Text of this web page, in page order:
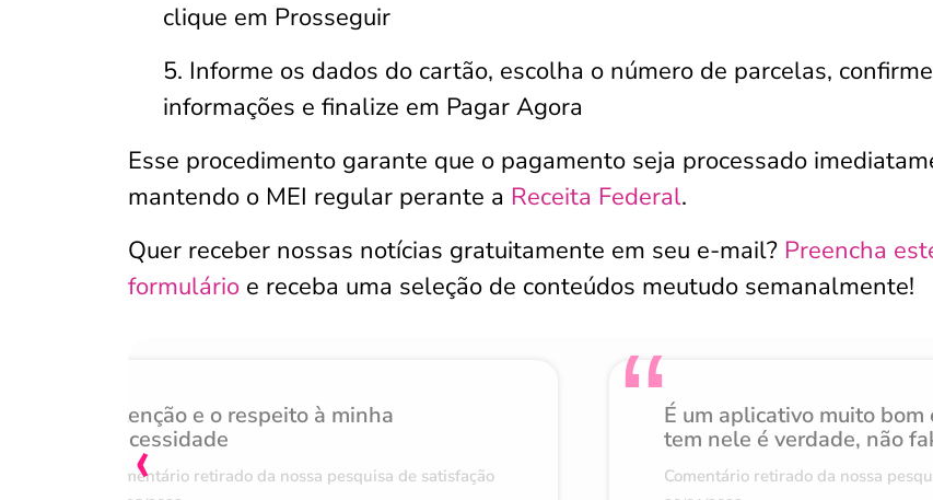
clique em Prosseguir
Informe os dados do cartão, escolha o número de parcelas,
informações e finalize em Pagar Agora
Esse procedimento garante que o pagamento seja processado
mantendo o MEI regular perante a Receita Federal.
Quer receber nossas notícias gratuitamente em seu e-mail? Preencha
formulário e receba uma seleção de conteúdos meutudo semanalmente!
Atenção e o respeito à minha
necessidade
Comentário retirado da nossa pesquisa de satisfação
É um aplicativo muito bom
tem nele é verdade, não
Comentário retirado da nossa
‹